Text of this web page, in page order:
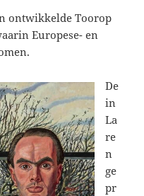
ontwikkelde Toorop
Europese- en
De
in
La
re
n
ge
pr